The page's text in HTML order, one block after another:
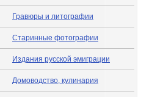
Гравюры и литографии
Старинные фотографии
Издания русской эмиграции
Домоводство, кулинария